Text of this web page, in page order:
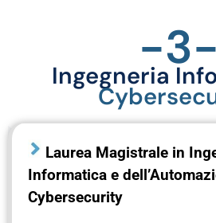
-3-
Ingegneria
Laurea Magistrale in
Informatica e
Cybersecurity